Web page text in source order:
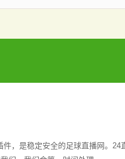
，是稳定安全的足球直播网。24